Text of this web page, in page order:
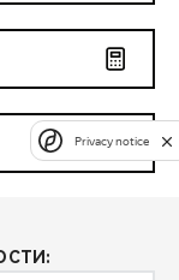
Privacy notice